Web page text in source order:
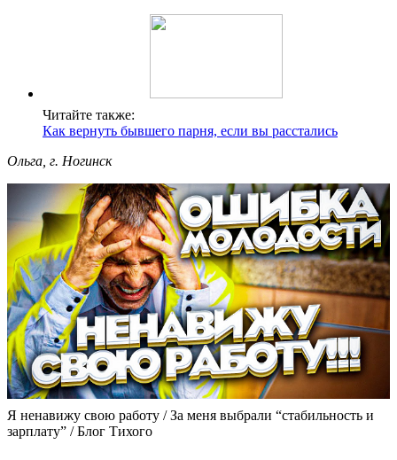
Читайте также:
Как вернуть бывшего парня, если вы расстались
Ольга, г. Ногинск
Я ненавижу свою работу / За меня выбрали “стабильность и
зарплату” / Блог Тихого